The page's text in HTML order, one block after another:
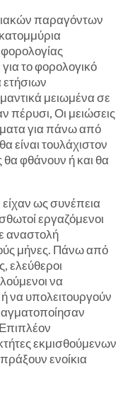
παραγόντων
το φορολογικό
μειωμένα σε
πέρυσι, Οι μειώσεις
για πάνω από
είναι τουλάχιστον
φθάνουν ή και θα
ως συνέπεια
εργαζόμενοι
αναστολή
μήνες. Πάνω από
ελεύθεροι
να
ή να υπολειτουργούν
εκμισθούμενων
ενοίκια